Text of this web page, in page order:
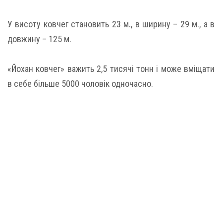
У висоту ковчег становить 23 м., в ширину – 29 м., а в
довжину – 125 м.
«Йохан ковчег» важить 2,5 тисячі тонн і може вміщати
в себе більше 5000 чоловік одночасно.